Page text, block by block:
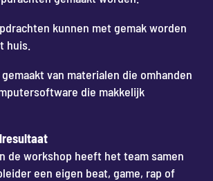
kunnen met gemak worden
huis.
van materialen die omhanden
die makkelijk
de workshop heeft het team samen
een eigen beat, game, rap of